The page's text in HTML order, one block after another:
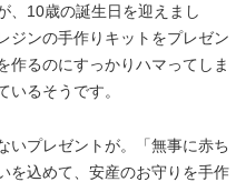
、10歳の誕生日を迎えまし
ジンの手作りキットをプレゼン
作るのにすっかりハマってしま
いるそうです。
プレゼントが。「無事に赤ち
を込めて、安産のお守りを手作